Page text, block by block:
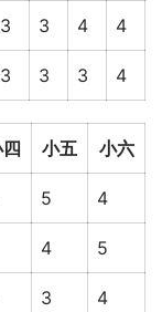
3 3 4 4
3 3 3 4
小五 小六
5 4
4 5
3 4